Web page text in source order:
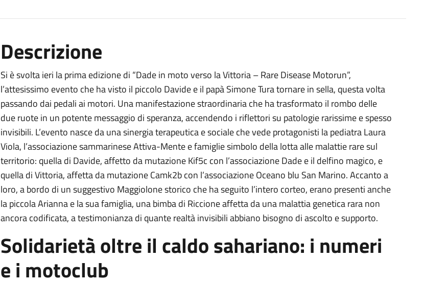
Descrizione
Si è svolta ieri la prima edizione di “Dade in moto verso la Vittoria – Rare Disease Motorun”,
l’attesissimo evento che ha visto il piccolo Davide e il papà Simone Tura tornare in sella, questa volta
passando dai pedali ai motori. Una manifestazione straordinaria che ha trasformato il rombo delle
due ruote in un potente messaggio di speranza, accendendo i riflettori su patologie rarissime e spesso
invisibili. L’evento nasce da una sinergia terapeutica e sociale che vede protagonisti la pediatra Laura
Viola, l’associazione sammarinese Attiva-Mente e famiglie simbolo della lotta alle malattie rare sul
territorio: quella di Davide, affetto da mutazione Kif5c con l’associazione Dade e il delfino magico, e
quella di Vittoria, affetta da mutazione Camk2b con l’associazione Oceano blu San Marino. Accanto a
loro, a bordo di un suggestivo Maggiolone storico che ha seguito l’intero corteo, erano presenti anche
la piccola Arianna e la sua famiglia, una bimba di Riccione affetta da una malattia genetica rara non
ancora codificata, a testimonianza di quante realtà invisibili abbiano bisogno di ascolto e supporto.
Solidarietà oltre il caldo sahariano: i numeri
e i motoclub